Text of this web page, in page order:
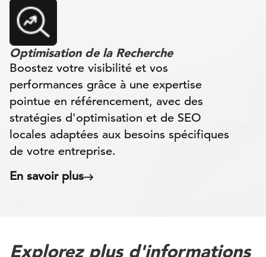
Optimisation de la Recherche
Boostez votre visibilité et vos
performances grâce à une expertise
pointue en référencement, avec des
stratégies d'optimisation et de SEO
locales adaptées aux besoins spécifiques
de votre entreprise.
En savoir plus
Explorez plus d'informations